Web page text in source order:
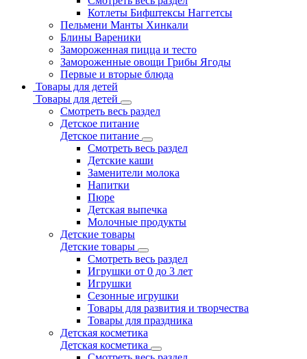
Котлеты Бифштексы Наггетсы
Пельмени Манты Хинкали
Блины Вареники
Замороженная пицца и тесто
Замороженные овощи Грибы Ягоды
Первые и вторые блюда
Товары для детей
Товары для детей
Смотреть весь раздел
Детское питание
Детское питание
Смотреть весь раздел
Детские каши
Заменители молока
Напитки
Пюре
Детская выпечка
Молочные продукты
Детские товары
Детские товары
Смотреть весь раздел
Игрушки от 0 до 3 лет
Игрушки
Сезонные игрушки
Товары для развития и творчества
Товары для праздника
Детская косметика
Детская косметика